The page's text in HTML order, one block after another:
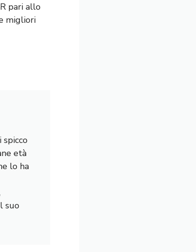
pari allo
migliori
spicco
età
lo ha
suo